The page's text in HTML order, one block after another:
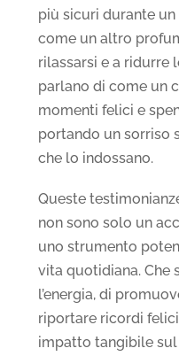
più sicuri durante
come un altro
rilassarsi e a ridurre
parlano di come un
momenti felici e
portando un sorriso
che lo indossano.
Queste
non sono solo un
uno strumento
vita quotidiana. Che
l’energia, di
riportare ricordi
impatto tangibile